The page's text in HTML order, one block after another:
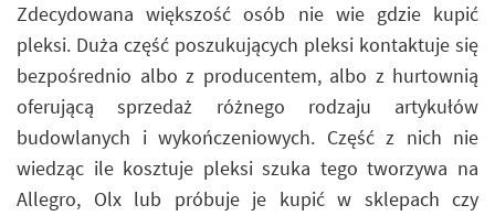
Zdecydowana większość osób nie wie gdzie kupić
pleksi. Duża część poszukujących pleksi kontaktuje się
bezpośrednio albo z producentem, albo z hurtownią
oferującą sprzedaż różnego rodzaju artykułów
budowlanych i wykończeniowych. Część z nich nie
wiedząc ile kosztuje pleksi szuka tego tworzywa na
Allegro, Olx lub próbuje je kupić w sklepach czy